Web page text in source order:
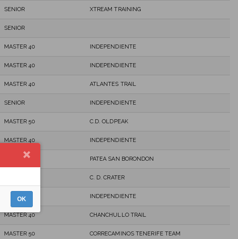
SENIOR XTREAM TRAINING
SENIOR
MASTER 40 INDEPENDIENTE
MASTER 40 INDEPENDIENTE
MASTER 40 ATLANTES TRAIL
SENIOR INDEPENDIENTE
MASTER 50 C.D. OLDPEAK
MASTER 40 INDEPENDIENTE
MASTER 40 PATEA SAN BORONDON
C. D. CRATER
MASTER 50 INDEPENDIENTE
MASTER 40 CHANCHULLO TRAIL
MASTER 50 CORRECAMINOS TENERIFE TEAM
OK